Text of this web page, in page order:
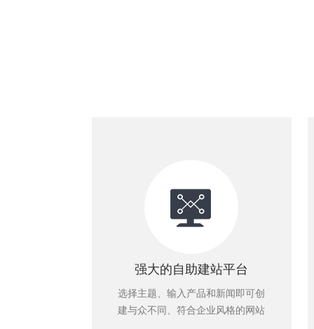
强大的自助建站平台
选择主题、输入产品和新闻即可创
建与众不同、符合企业风格的网站